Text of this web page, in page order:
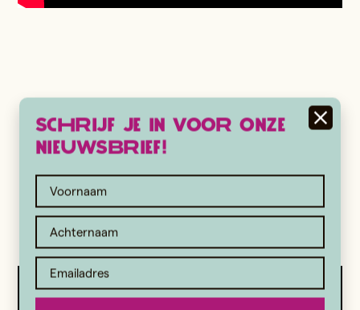
Schrijf je in voor onze
nieuwsbrief!